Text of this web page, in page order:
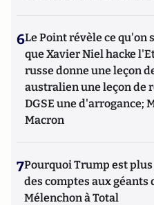
6Le Point révèle ce qu'on
que Xavier Niel hacke
russe donne une leçon
australien une leçon de
DGSE une d'arrogance;
Macron
7Pourquoi Trump est
des comptes aux
Mélenchon à Total